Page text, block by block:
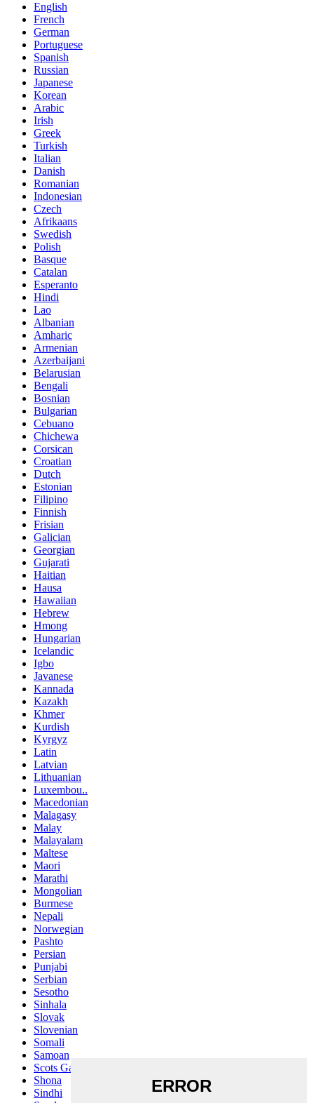
English
French
German
Portuguese
Spanish
Russian
Japanese
Korean
Arabic
Irish
Greek
Turkish
Italian
Danish
Romanian
Indonesian
Czech
Afrikaans
Swedish
Polish
Basque
Catalan
Esperanto
Hindi
Lao
Albanian
Amharic
Armenian
Azerbaijani
Belarusian
Bengali
Bosnian
Bulgarian
Cebuano
Chichewa
Corsican
Croatian
Dutch
Estonian
Filipino
Finnish
Frisian
Galician
Georgian
Gujarati
Haitian
Hausa
Hawaiian
Hebrew
Hmong
Hungarian
Icelandic
Igbo
Javanese
Kannada
Kazakh
Khmer
Kurdish
Kyrgyz
Latin
Latvian
Lithuanian
Luxembou..
Macedonian
Malagasy
Malay
Malayalam
Maltese
Maori
Marathi
Mongolian
Burmese
Nepali
Norwegian
Pashto
Persian
Punjabi
Serbian
Sesotho
Sinhala
Slovak
Slovenian
Somali
Samoan
Scots Gaelic
Shona
Sindhi